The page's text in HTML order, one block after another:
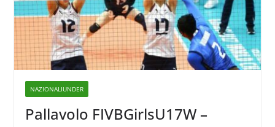
NAZIONALIUNDER
Pallavolo FIVBGirlsU17W –